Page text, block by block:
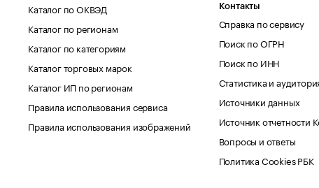
Каталог по ОКВЭД
Каталог по регионам
Каталог по категориям
Каталог торговых марок
Каталог ИП по регионам
Правила использования сервиса
Правила использования изображений
Контакты
Справка по сервису
Поиск по ОГРН
Поиск по ИНН
Статистика и
Источники данных
Источник отчетности
Вопросы и ответы
Политика Cookies РБК